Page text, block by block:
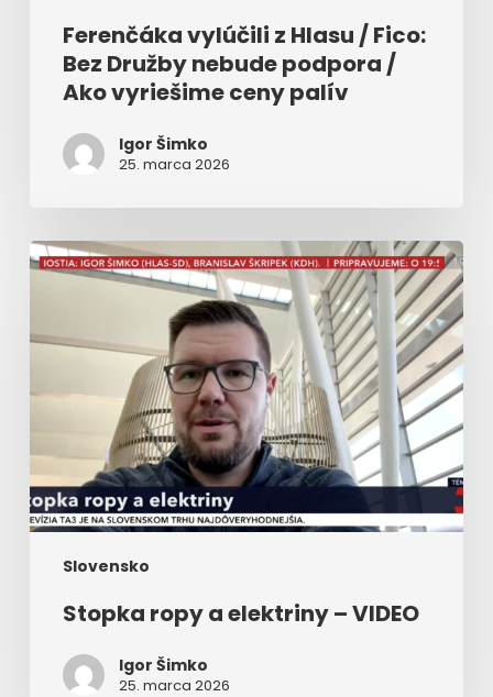
Ferenčáka vylúčili z Hlasu / Fico:
Bez Družby nebude podpora /
Ako vyriešime ceny palív
Igor Šimko
25. marca 2026
Slovensko
Stopka
ropy
–
Stopka ropy a elektriny – VIDEO
Igor Šimko
25. marca 2026